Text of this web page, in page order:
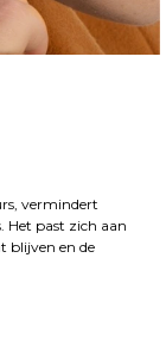
vermindert
Het past zich aan
blijven en de